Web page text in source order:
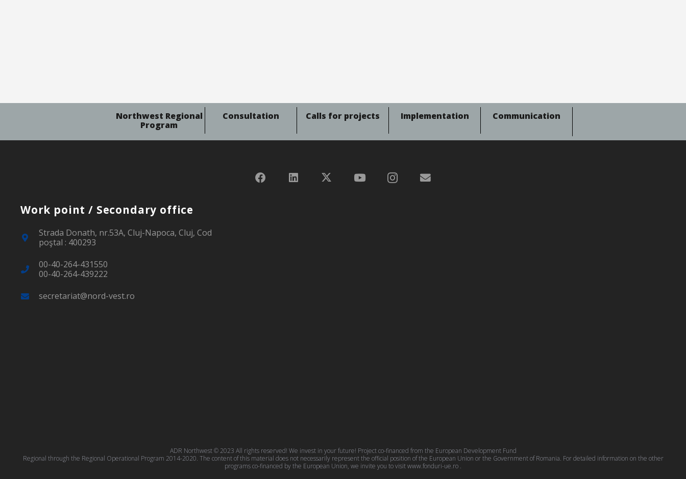
Northwest Regional
Program
Consultation Calls for projects Implementation Communication
Work point / Secondary office
Strada Donath, nr.53A, Cluj-Napoca, Cluj, Cod
poştal : 400293
00-40-264-431550
00-40-264-439222
secretariat@nord-vest.ro
ADR Northwest © 2023 All rights reserved! We invest in your future! Project co-financed from the European Development Fund
Regional through the Regional Operational Program 2014-2020. The content of this material does not necessarily represent the official position of the European Union or the Government of Romania. For detailed information on the other
programs co-financed by the European Union, we invite you to visitwww.fonduri-ue.ro .